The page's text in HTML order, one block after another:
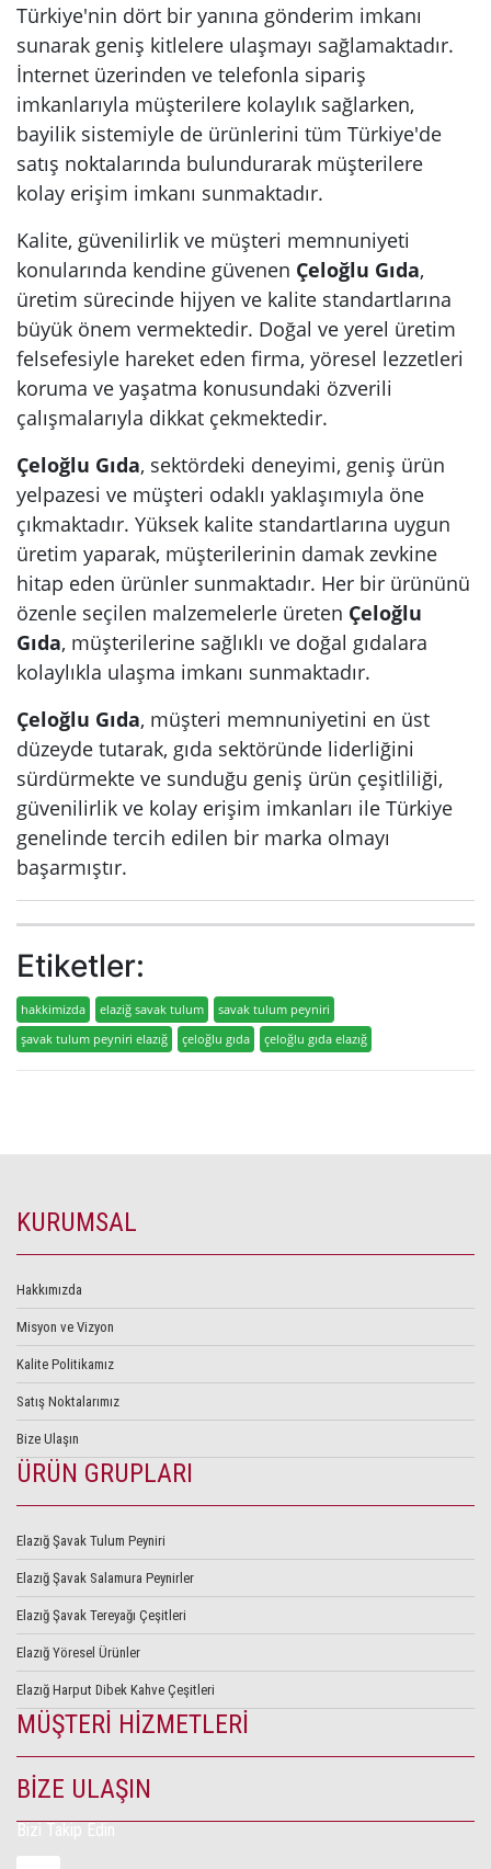
Türkiye'nin dört bir yanına gönderim imkanı
sunarak geniş kitlelere ulaşmayı sağlamaktadır.
İnternet üzerinden ve telefonla sipariş
imkanlarıyla müşterilere kolaylık sağlarken,
bayilik sistemiyle de ürünlerini tüm Türkiye'de
satış noktalarında bulundurarak müşterilere
kolay erişim imkanı sunmaktadır.
Kalite, güvenilirlik ve müşteri memnuniyeti
konularında kendine güvenen Çeloğlu Gıda,
üretim sürecinde hijyen ve kalite standartlarına
büyük önem vermektedir. Doğal ve yerel üretim
felsefesiyle hareket eden firma, yöresel lezzetleri
koruma ve yaşatma konusundaki özverili
çalışmalarıyla dikkat çekmektedir.
Çeloğlu Gıda, sektördeki deneyimi, geniş ürün
yelpazesi ve müşteri odaklı yaklaşımıyla öne
çıkmaktadır. Yüksek kalite standartlarına uygun
üretim yaparak, müşterilerinin damak zevkine
hitap eden ürünler sunmaktadır. Her bir ürününü
özenle seçilen malzemelerle üreten Çeloğlu
Gıda, müşterilerine sağlıklı ve doğal gıdalara
kolaylıkla ulaşma imkanı sunmaktadır.
Çeloğlu Gıda, müşteri memnuniyetini en üst
düzeyde tutarak, gıda sektöründe liderliğini
sürdürmekte ve sunduğu geniş ürün çeşitliliği,
güvenilirlik ve kolay erişim imkanları ile Türkiye
genelinde tercih edilen bir marka olmayı
başarmıştır.
Etiketler:
hakkimizda elaziğ savak tulum
savak tulum peyniri
şavak tulum peyniri elazığ
çeloğlu gıda çeloğlu gıda elazığ
KURUMSAL
Hakkımızda
Misyon ve Vizyon
Kalite Politikamız
Satış Noktalarımız
Bize Ulaşın
ÜRÜN GRUPLARI
Elazığ Şavak Tulum Peyniri
Elazığ Şavak Salamura Peynirler
Elazığ Şavak Tereyağı Çeşitleri
Elazığ Yöresel Ürünler
Elazığ Harput Dibek Kahve Çeşitleri
MÜŞTERİ HİZMETLERİ
BİZE ULAŞIN
Bizi Takip Edin